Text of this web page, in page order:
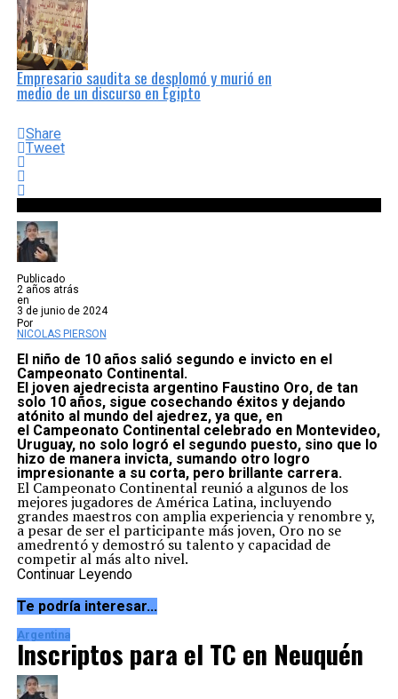
Empresario saudita se desplomó y murió en
medio de un discurso en Egipto
Share
Tweet
Publicado
2 años atrás
en
3 de junio de 2024
Por
NICOLAS PIERSON
El niño de 10 años salió segundo e invicto en el
Campeonato Continental.
El joven ajedrecista argentino Faustino Oro, de tan
solo 10 años, sigue cosechando éxitos y dejando
atónito al mundo del ajedrez, ya que, en
el Campeonato Continentalcelebrado en Montevideo,
Uruguay, no solo logró el segundo puesto, sino que lo
hizo de manera invicta, sumando otro logro
impresionante a su corta, pero brillante carrera.
El Campeonato Continental reunió a algunos de los
mejores jugadores de América Latina, incluyendo
grandes maestros con amplia experiencia y renombre y,
a pesar de ser el participante más joven, Oro no se
amedrentó y demostró su talento y capacidad de
competir al más alto nivel.
A lo largo del torneo, Oro cosechó
cinco empates
triunfos más destacados, se encuentran los conseguidos
ante grandes maestros como el colombiano
Almeida
Con este nuevo logro, Oro continúa su ascenso en el
mundo del ajedrez donde ya logró el título de Maestro
FIDEy se encuentra entre los 500 mejores jugadores
del mundo
Continuar Leyendo
Te podría interesar...
Argentina
Inscriptos para el TC en Neuquén